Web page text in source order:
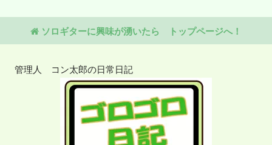
ソロギターに興味が湧いたら トップページへ！
管理人 コン太郎の日常日記